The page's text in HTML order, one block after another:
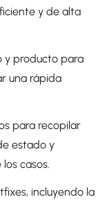
y de alta
y producto para
una rápida
para recopilar
estado y
casos.
incluyendo la